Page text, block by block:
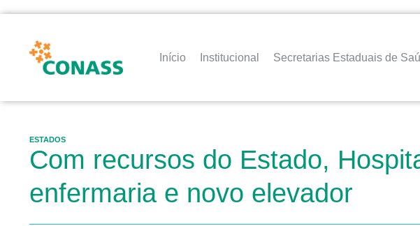
Início Institucional Secretarias Estaduais de
ESTADOS
Com recursos do Estado,
enfermaria e novo elevador